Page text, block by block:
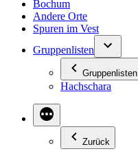
Bochum
Andere Orte
Spuren im Vest
Gruppenlisten
Gruppenlisten
Hachschara
Zurück